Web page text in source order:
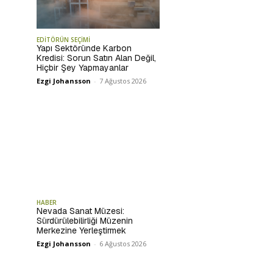
EDİTÖRÜN SEÇİMİ
Yapı Sektöründe Karbon
Kredisi: Sorun Satın Alan Değil,
Hiçbir Şey Yapmayanlar
Ezgi Johansson - 7 Ağustos 2026
HABER
Nevada Sanat Müzesi:
Sürdürülebilirliği Müzenin
Merkezine Yerleştirmek
Ezgi Johansson - 6 Ağustos 2026